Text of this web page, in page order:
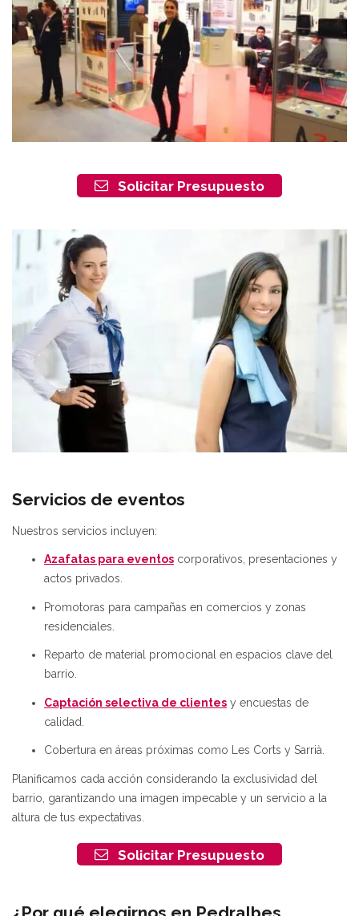
Solicitar Presupuesto
Servicios de eventos
Nuestros servicios incluyen:
Azafatas para eventos corporativos, presentaciones y
actos privados.
Promotoras para campañas en comercios y zonas
residenciales.
Reparto de material promocional en espacios clave del
barrio.
Captación selectiva de clientes y encuestas de
calidad.
Cobertura en áreas próximas como Les Corts y Sarrià.
Planificamos cada acción considerando la exclusividad del
barrio, garantizando una imagen impecable y un servicio a la
altura de tus expectativas.
Solicitar Presupuesto